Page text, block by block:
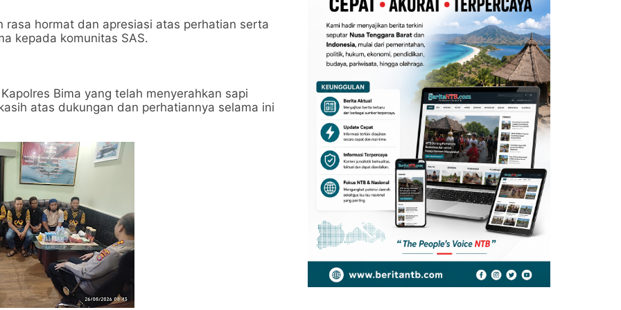
rasa hormat dan apresiasi atas perhatian serta
kepada komunitas SAS.
Bima yang telah menyerahkan sapi
atas dukungan dan perhatiannya selama ini